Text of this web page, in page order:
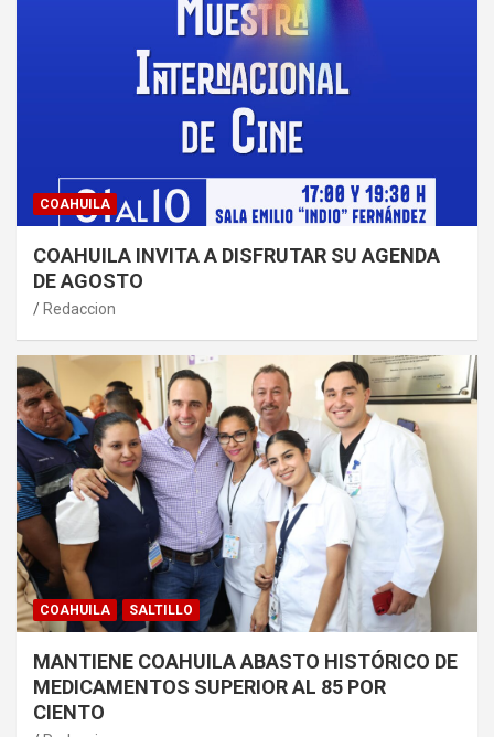
COAHUILA
COAHUILA INVITA A DISFRUTAR SU AGENDA
DE AGOSTO
Redaccion
COAHUILA SALTILLO
MANTIENE COAHUILA ABASTO HISTÓRICO DE
MEDICAMENTOS SUPERIOR AL 85 POR
CIENTO